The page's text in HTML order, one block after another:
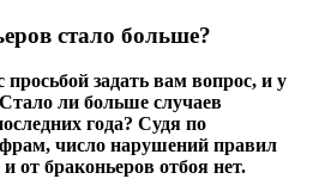
стало больше?
задать вам вопрос, и у
ли больше случаев
года? Судя по
число нарушений правил
от браконьеров отбоя нет.